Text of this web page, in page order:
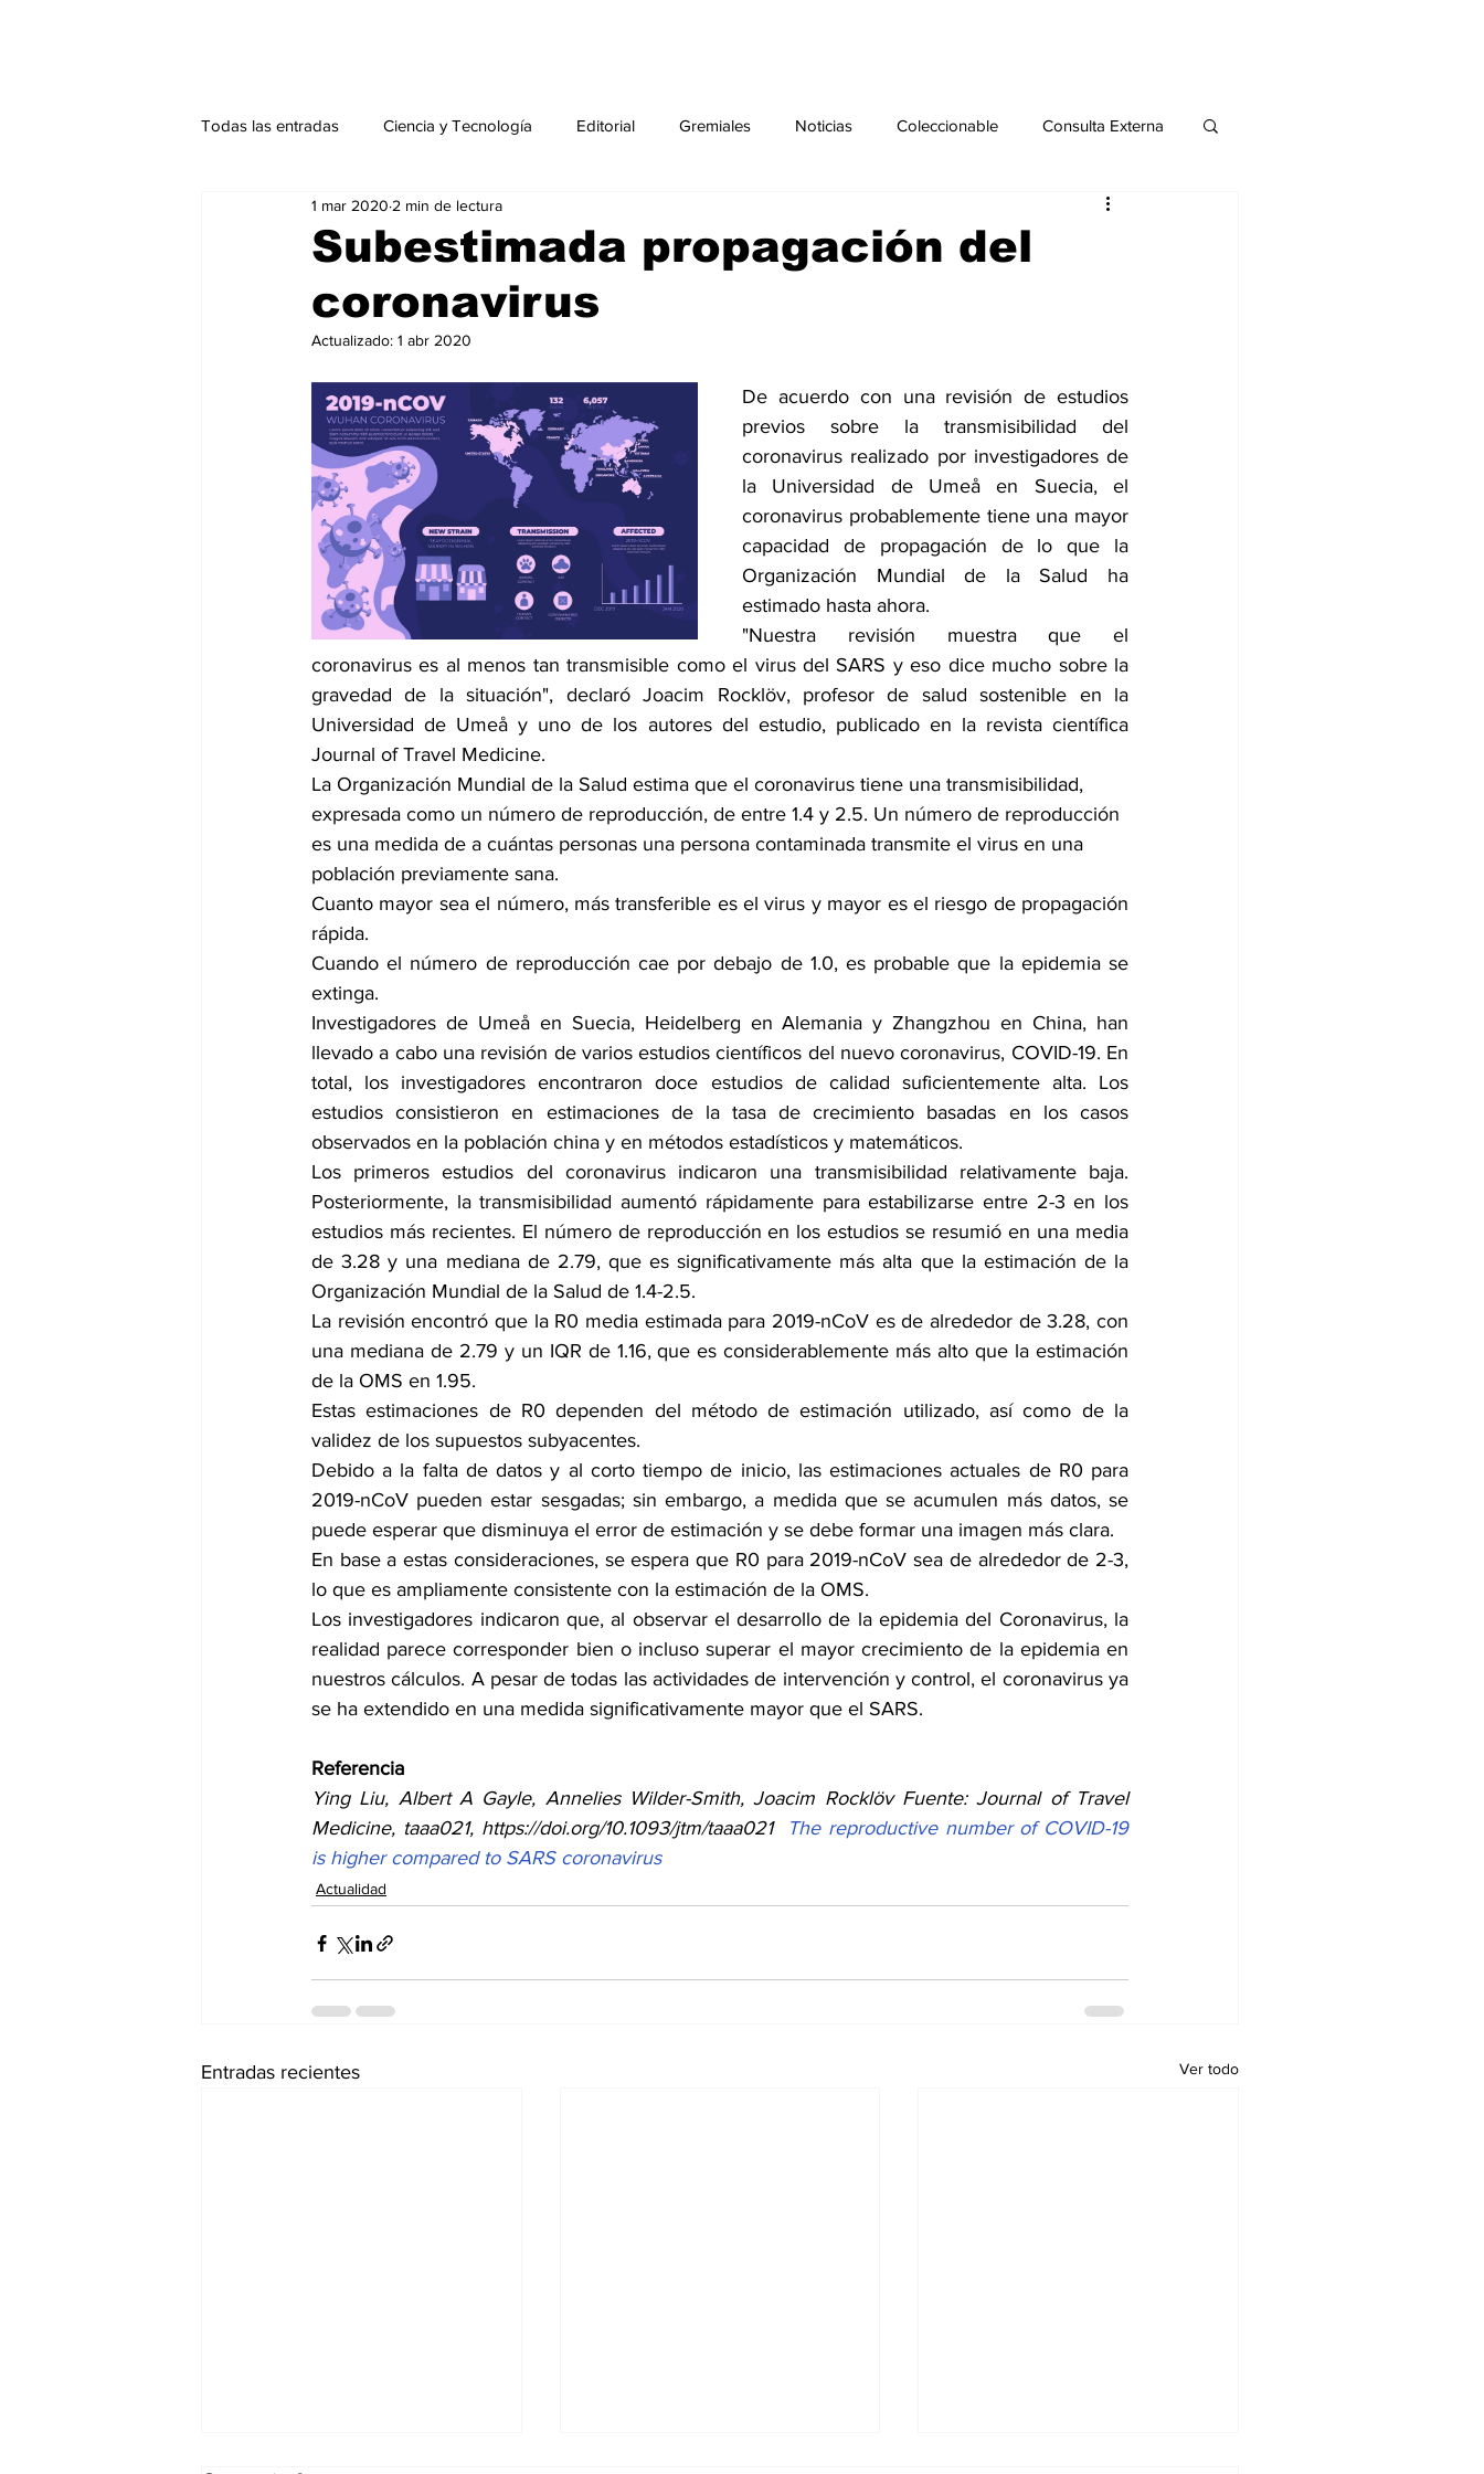
Todas las entradas Ciencia y Tecnología Editorial Gremiales Noticias Coleccionable Consulta Externa
Actualidad Salud Mental Publicaciones
Endocrinología Actualidad especial Ciencia y Tecnología especial
Gremiales especial Noticias especial Salud Mental especial
Especiales especial Perfiles especial Publicaciones especial dia mundial de la diabetes
dia mundial de la hipertension
Subestimada propagación del
coronavirus
1 mar 2020 2 min de lectura
Actualizado: 1 abr 2020
De acuerdo con una revisión de estudios
previos sobre la transmisibilidad del
coronavirus realizado por investigadores de
la Universidad de Umeå en Suecia, el
coronavirus probablemente tiene una mayor
capacidad de propagación de lo que la
Organización Mundial de la Salud ha
estimado hasta ahora.
"Nuestra revisión muestra que el
coronavirus es al menos tan transmisible como el virus del SARS y eso dice mucho sobre la
gravedad de la situación", declaró Joacim Rocklöv, profesor de salud sostenible en la
Universidad de Umeå y uno de los autores del estudio, publicado en la revista científica
Journal of Travel Medicine.
La Organización Mundial de la Salud estima que el coronavirus tiene una transmisibilidad,
expresada como un número de reproducción, de entre 1.4 y 2.5. Un número de reproducción
es una medida de a cuántas personas una persona contaminada transmite el virus en una
población previamente sana.
Cuanto mayor sea el número, más transferible es el virus y mayor es el riesgo de propagación
rápida.
Cuando el número de reproducción cae por debajo de 1.0, es probable que la epidemia se
extinga.
Investigadores de Umeå en Suecia, Heidelberg en Alemania y Zhangzhou en China, han
llevado a cabo una revisión de varios estudios científicos del nuevo coronavirus, COVID-19. En
total, los investigadores encontraron doce estudios de calidad suficientemente alta. Los
estudios consistieron en estimaciones de la tasa de crecimiento basadas en los casos
observados en la población china y en métodos estadísticos y matemáticos.
Los primeros estudios del coronavirus indicaron una transmisibilidad relativamente baja.
Posteriormente, la transmisibilidad aumentó rápidamente para estabilizarse entre 2-3 en los
estudios más recientes. El número de reproducción en los estudios se resumió en una media
de 3.28 y una mediana de 2.79, que es significativamente más alta que la estimación de la
Organización Mundial de la Salud de 1.4-2.5.
La revisión encontró que la R0 media estimada para 2019-nCoV es de alrededor de 3.28, con
una mediana de 2.79 y un IQR de 1.16, que es considerablemente más alto que la estimación
de la OMS en 1.95.
Estas estimaciones de R0 dependen del método de estimación utilizado, así como de la
validez de los supuestos subyacentes.
Debido a la falta de datos y al corto tiempo de inicio, las estimaciones actuales de R0 para
2019-nCoV pueden estar sesgadas; sin embargo, a medida que se acumulen más datos, se
puede esperar que disminuya el error de estimación y se debe formar una imagen más clara.
En base a estas consideraciones, se espera que R0 para 2019-nCoV sea de alrededor de 2-3,
lo que es ampliamente consistente con la estimación de la OMS.
Los investigadores indicaron que, al observar el desarrollo de la epidemia del Coronavirus, la
realidad parece corresponder bien o incluso superar el mayor crecimiento de la epidemia en
nuestros cálculos. A pesar de todas las actividades de intervención y control, el coronavirus ya
se ha extendido en una medida significativamente mayor que el SARS.
Referencia
Ying Liu, Albert A Gayle, Annelies Wilder-Smith, Joacim Rocklöv Fuente: Journal of Travel
Medicine, taaa021, https://doi.org/10.1093/jtm/taaa021
The reproductive number of COVID-19
is higher compared to SARS coronavirus
Actualidad
Entradas recientes Ver todo